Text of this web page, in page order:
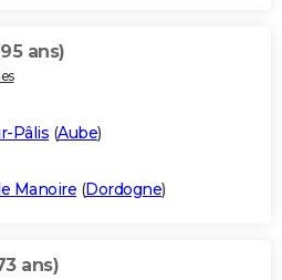
ans)
Pâlis (Aube)
Manoire (Dordogne)
ans)